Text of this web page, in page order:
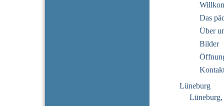
Das
Über
Bilder
Lüneburg